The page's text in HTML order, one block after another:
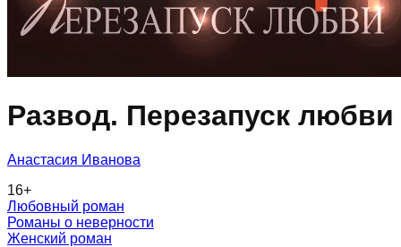
Развод. Перезапуск любви
Анастасия Иванoва
16+
Любовный роман
Романы о неверности
Женский роман